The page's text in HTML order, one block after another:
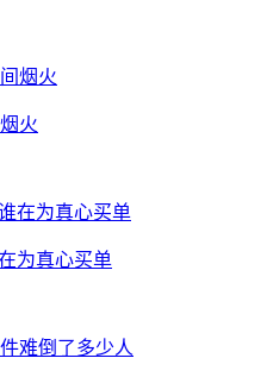
火
为真心买单